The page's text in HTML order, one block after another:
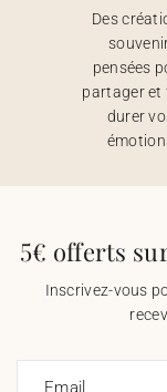
Des
pensées
partager et
durer
5€ offerts
Inscrivez-vous
Email